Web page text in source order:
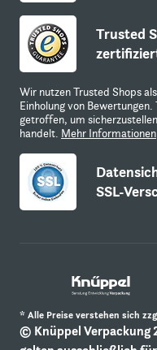
Trusted
Wir nutzen Trusted Shops
Einholung von
getroffen, um
handelt. Mehr Informationen
SSL-
* Alle Preise verstehen sich
© Knüppel Verpackung